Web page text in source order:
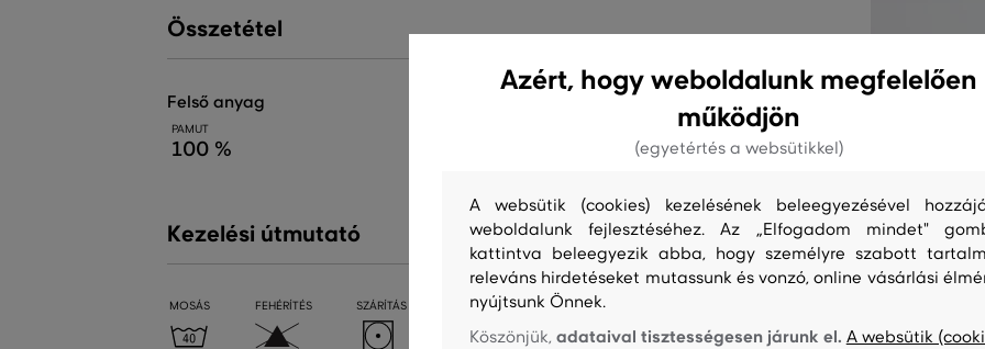
Összetétel
felső anyag
PAMUT
100 %
Kezelési útmutató
MOSÁS FEHÉRÍTÉS SZÁRÍTÁS VASALÁS TISZTÍTÁS
Azért, hogy weboldalunk megfelelően
működjön
(egyetértés a websütikkel)
A websütik (cookies) kezelésének beleegyezésével
weboldalunk fejlesztéséhez. Az „Elfogadom mindet"
kattintva beleegyezik abba, hogy személyre szabott
releváns hirdetéseket mutassunk és vonzó, online vásárlási
nyújtsunk Önnek.
Köszönjük,adataival tisztességesen járunk el. A websütik